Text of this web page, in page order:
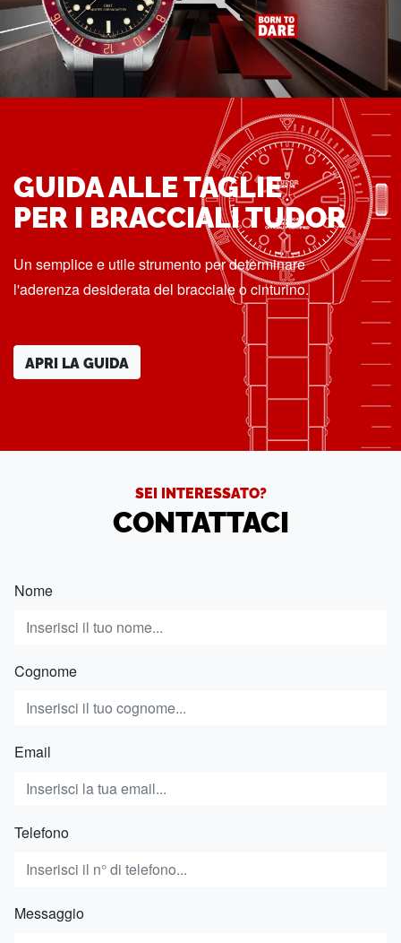
GUIDA ALLE TAGLIE
PER I BRACCIALI TUDOR
Un semplice e utile strumento per determinare
l'aderenza desiderata del bracciale o cinturino.
APRI LA GUIDA
SEI INTERESSATO?
CONTATTACI
Nome
Cognome
Email
Telefono
Messaggio